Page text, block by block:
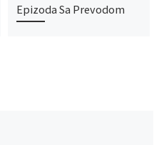
Epizoda Sa Prevodom